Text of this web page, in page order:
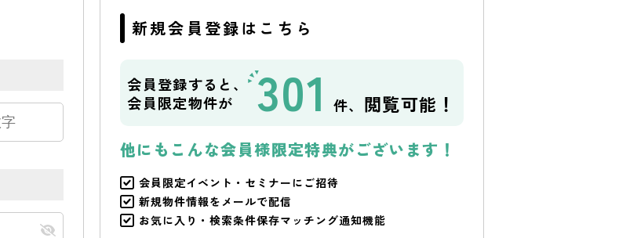
新規会員登録はこちら
会員登録すると、
会員限定物件が
301 件、 閲覧可能！
他にもこんな会員様限定特典がございます！
会員限定イベント・セミナーにご招待
新規物件情報をメールで配信
お気に入り・検索条件保存マッチング通知機能